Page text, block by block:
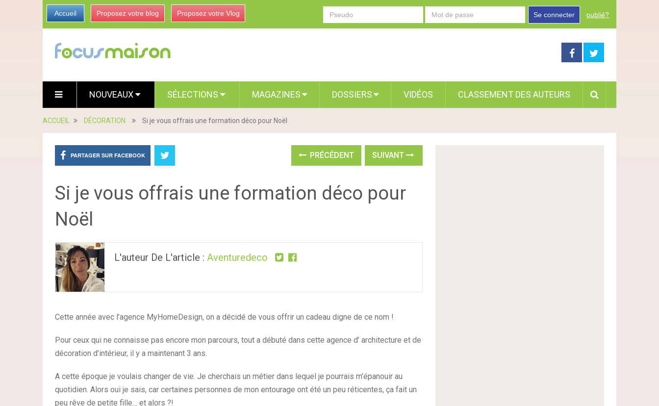
Accueil Proposez votre blog Proposez votre Vlog Se connecter oublié?
NOUVEAUX SÉLECTIONS MAGAZINES DOSSIERS VIDÉOS CLASSEMENT DES AUTEURS
ACCUEIL DÉCORATION Si je vous offrais une formation déco pour Noël
PARTAGER SUR FACEBOOK PRÉCÉDENT SUIVANT
Si je vous offrais une formation déco pour
Noël
L'auteur De L'article : Aventuredeco
Cette année avec l’agence MyHomeDesign, on a décidé de vous offrir un cadeau digne de ce nom !
Pour ceux qui ne connaisse pas encore mon parcours, tout a débuté dans cette agence d’ architecture et de
décoration d’intérieur, il y a maintenant 3 ans.
A cette époque je voulais changer de vie. Je cherchais un métier dans lequel je pourrais m’épanouir au
quotidien. Alors oui je sais, car certaines personnes de mon entourage ont été un peu réticentes, ça fait un
peu rêve de petite fille… et alors ?!